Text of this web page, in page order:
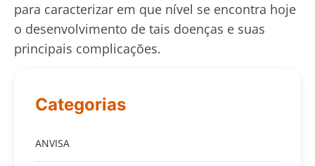
para caracterizar em que nível se encontra hoje
o desenvolvimento de tais doenças e suas
principais complicações.
Categorias
ANVISA